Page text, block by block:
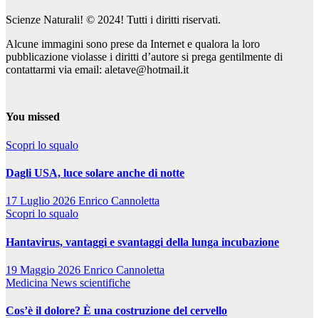
Scienze Naturali! © 2024! Tutti i diritti riservati.
Alcune immagini sono prese da Internet e qualora la loro
pubblicazione violasse i diritti d’autore si prega gentilmente di
contattarmi via email: aletave@hotmail.it
You missed
Scopri lo squalo
Dagli USA, luce solare anche di notte
17 Luglio 2026 Enrico Cannoletta
Scopri lo squalo
Hantavirus, vantaggi e svantaggi della lunga incubazione
19 Maggio 2026 Enrico Cannoletta
Medicina News scientifiche
Cos’è il dolore? È una costruzione del cervello